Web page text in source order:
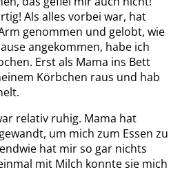
Als alles vorbei war, hat
genommen und gelobt, wie
angekommen, habe ich
Erst als Mama ins Bett
Körbchen raus und hab
relativ ruhig. Mama hat
um mich zum Essen zu
hat mir so gar nichts
mit Milch konnte sie mich